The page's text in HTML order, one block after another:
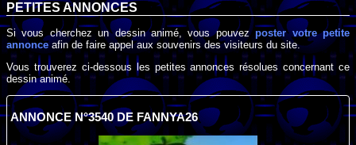
PETITES ANNONCES
Si vous cherchez un dessin animé, vous pouvezposter votre petite
annonceafin de faire appel aux souvenirs des visiteurs du site.
Vous trouverez ci-dessous les petites annonces résolues concernant ce
dessin animé.
ANNONCE N°3540 DE FANNYA26